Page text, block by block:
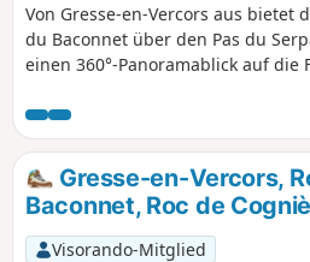
Von Gresse-en-Vercors aus bietet
du Baconnet über den Pas du
einen 360°-Panoramablick auf die
Massive von Dévoluy und Écrins
von Chartreuse und Belledonne
Gresse-en-Vercors,
Baconnet, Roc de
Visorando-Mitglied